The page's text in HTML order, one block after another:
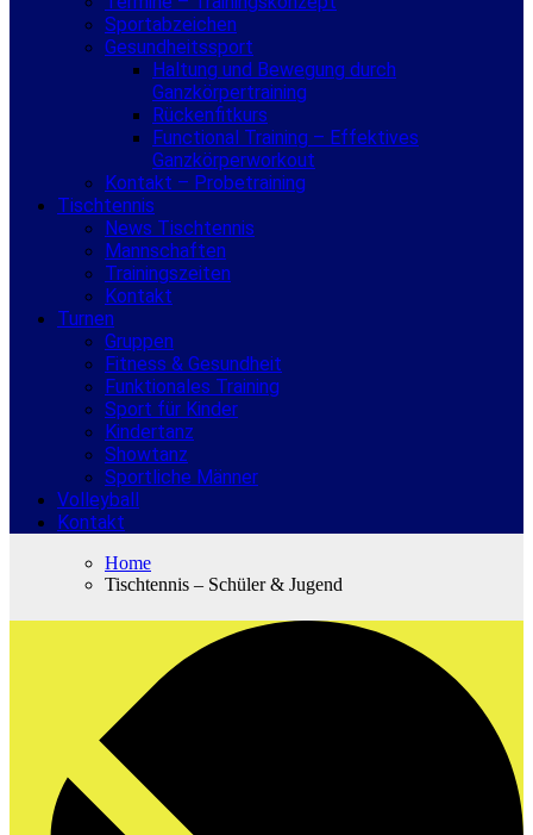
Sportabzeichen
Gesundheitssport
Haltung und Bewegung durch
Ganzkörpertraining
Rückenfitkurs
Functional Training – Effektives
Ganzkörperworkout
Kontakt – Probetraining
Tischtennis
News Tischtennis
Mannschaften
Trainingszeiten
Kontakt
Turnen
Gruppen
Fitness & Gesundheit
Funktionales Training
Sport für Kinder
Kindertanz
Showtanz
Sportliche Männer
Volleyball
Kontakt
Home
Tischtennis – Schüler & Jugend